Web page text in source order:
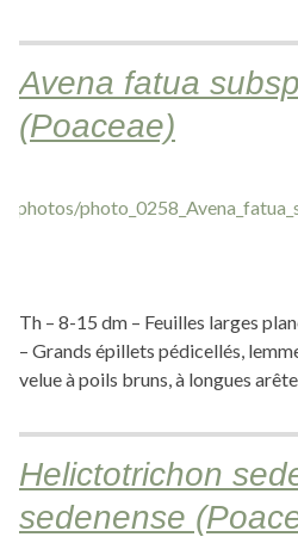
Avena fatua
(Poaceae)
Th – 8-15 dm – Feuilles larges
– Grands épillets pédicellés,
velue à poils bruns, à longues
Helictotrichon
sedenense